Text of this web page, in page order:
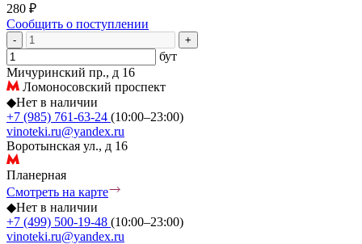
280 ₽
Сообщить о поступлении
- +
бут
Мичуринский пр., д 16
Ломоносовский проспект
◆Нет в наличии
+7 (985) 761-63-24 (10:00–23:00)
vinoteki.ru@yandex.ru
Воротынская ул., д 16
Планерная
Смотреть на карте
◆Нет в наличии
+7 (499) 500-19-48 (10:00–23:00)
vinoteki.ru@yandex.ru